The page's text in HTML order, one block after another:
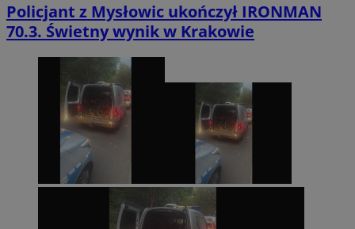
Policjant z Mysłowic ukończył IRONMAN
70.3. Świetny wynik w Krakowie